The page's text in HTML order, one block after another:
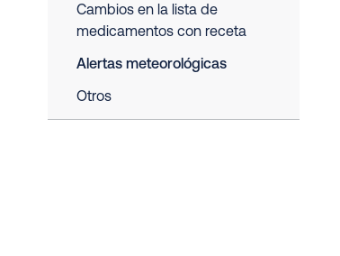
Cambios en la lista de
medicamentos con receta
Alertas meteorológicas
Otros